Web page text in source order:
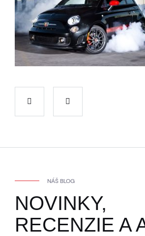
NÁŠ BLOG
NOVINKY,
RECENZIE A